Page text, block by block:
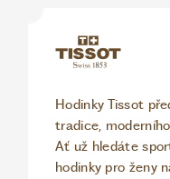
Hodinky Tissot
tradice,
Ať už hledáte
hodinky pro ženy